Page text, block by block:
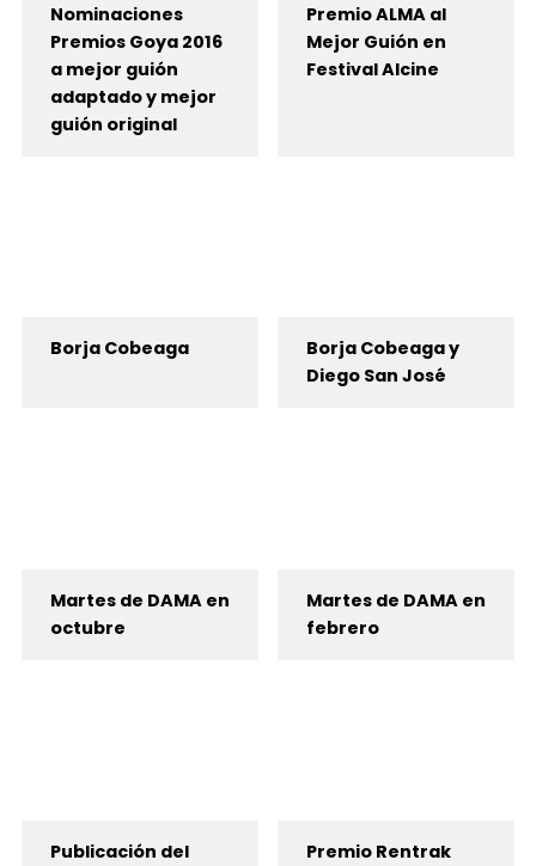
Nominaciones
Premios Goya 2016
a mejor guión
adaptado y mejor
guión original
Premio ALMA al
Mejor Guión en
Festival Alcine
Borja Cobeaga
Borja Cobeaga y
Diego San José
Martes de DAMA en
octubre
Martes de DAMA en
febrero
Publicación del
Premio Rentrak